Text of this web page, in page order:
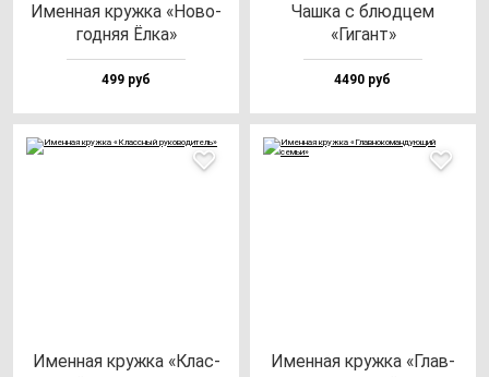
Имен­ная круж­ка «Ново­
год­няя Ёлка»
499 руб
Чаш­ка с блюд­цем
«Гигант»
4490 руб
Имен­ная круж­ка «Клас­
Имен­ная круж­ка «Глав­